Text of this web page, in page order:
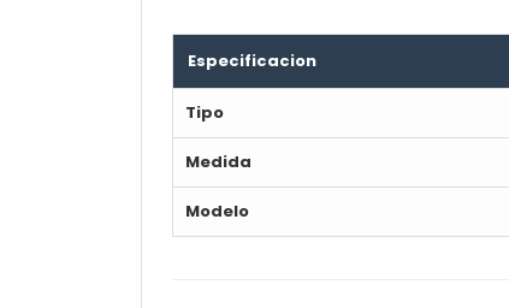
Especificacion
Tipo
Medida
Modelo